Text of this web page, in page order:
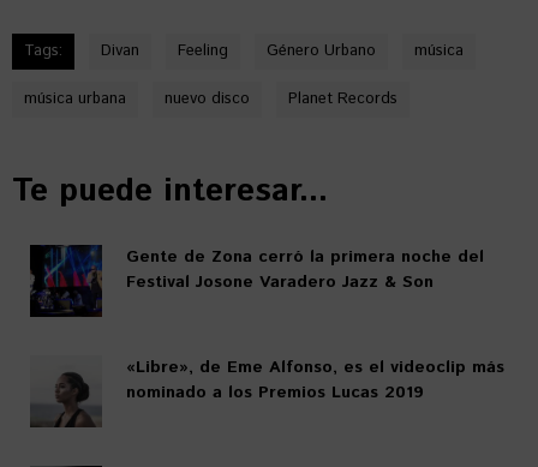
Tags: Divan Feeling Género Urbano música
música urbana nuevo disco Planet Records
Te puede interesar...
Gente de Zona cerró la primera noche del
Festival Josone Varadero Jazz & Son
«Libre», de Eme Alfonso, es el videoclip más
nominado a los Premios Lucas 2019